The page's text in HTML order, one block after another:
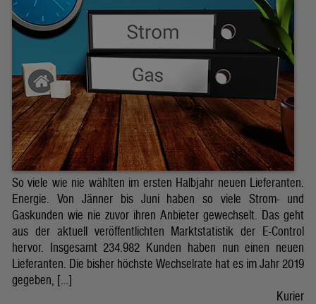
So viele wie nie wählten im ersten Halbjahr neuen Lieferanten.
Energie. Von Jänner bis Juni haben so viele Strom- und
Gaskunden wie nie zuvor ihren Anbieter gewechselt. Das geht
aus der aktuell veröffentlichten Marktstatistik der E-Control
hervor. Insgesamt 234.982 Kunden haben nun einen neuen
Lieferanten. Die bisher höchste Wechselrate hat es im Jahr 2019
gegeben, […]
Kurier